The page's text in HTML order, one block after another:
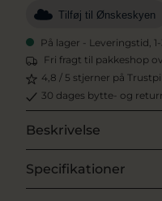
Tilføj til Ønskeskyen
På lager - Leveringstid,
Fri fragt til pakkeshop
4,8 / 5 stjerner på
30 dages bytte- og
Beskrivelse
Specifikationer